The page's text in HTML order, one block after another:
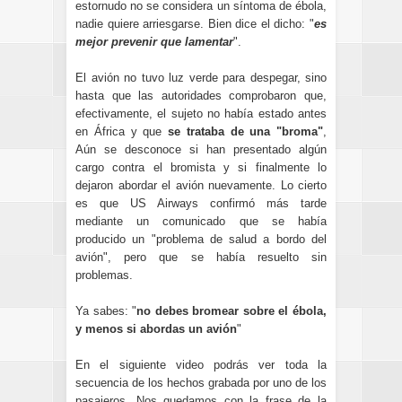
estornudo no se considera un síntoma de ébola,
nadie quiere arriesgarse. Bien dice el dicho: "es
mejor prevenir que lamentar".
El avión no tuvo luz verde para despegar, sino
hasta que las autoridades comprobaron que,
efectivamente, el sujeto no había estado antes
en África y que se trataba de una "broma"
Aún se desconoce si han presentado algún
cargo contra el bromista y si finalmente lo
dejaron abordar el avión nuevamente. Lo cierto
es que US Airways confirmó más tarde
mediante un comunicado que se había
producido un "problema de salud a bordo del
avión", pero que se había resuelto sin
problemas.
Ya sabes: "no debes bromear sobre el ébola,
y menos si abordas un avión"
En el siguiente video podrás ver toda la
secuencia de los hechos grabada por uno de los